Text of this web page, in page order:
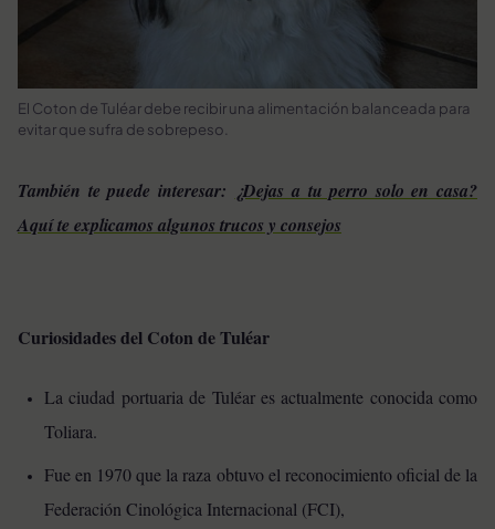
El Coton de Tuléar debe recibir una alimentación balanceada para
evitar que sufra de sobrepeso.
También te puede interesar: ¿Dejas a tu perro solo en casa?
Aquí te explicamos algunos trucos y consejos
Curiosidades del Coton de Tuléar
La ciudad portuaria de Tuléar es actualmente conocida como
Toliara.
Fue en 1970 que la raza obtuvo el reconocimiento oficial de la
Federación Cinológica Internacional (FCI),